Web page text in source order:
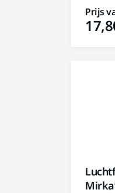
Prijs